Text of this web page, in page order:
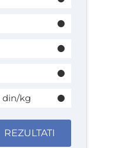
din/kg
REZULTATI